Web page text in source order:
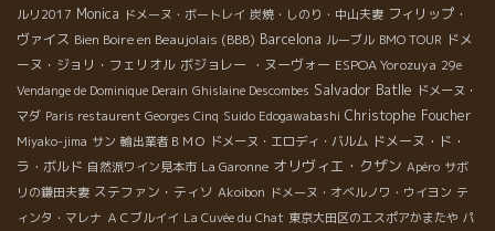
ルリ2017 Monica ドメーヌ・ボートレイ 炭焼・しのり・中山夫妻 フィリップ・
ヴァイス Bien Boire en Beaujolais (BBB) Barcelona ルーブル BMO TOUR ドメ
ーヌ・ジョリ・フェリオル ボジョレー ・ヌーヴォー ESPOA Yorozuya 29e
Vendange de Dominique Derain Ghislaine Descombes Salvador Batlle ドメーヌ・
マダ Paris restaurent Georges Cinq Suido Edogawabashi Christophe Foucher
Miyako-jima サン 輸出業者ＢＭＯ ドメーヌ・エロディ・バルム ドメーヌ・ド・
ラ・ボルド 自然派ワイン見本市 La Garonne オリヴィエ・クザン Apéro サボ
リの鎌田夫妻 ステファン・ティソ Akoibon ドメーヌ・オベルノワ・ウイヨン テ
ィンタ・マレナ ＡＣブルイイ La Cuvée du Chat 東京大田区のエスポアかまたや パ